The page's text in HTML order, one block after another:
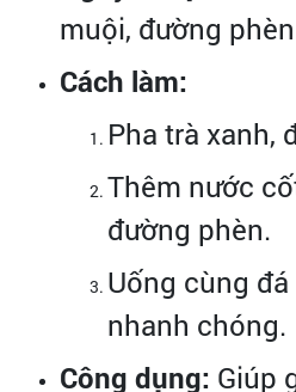
muội, đường
Cách làm:
Pha trà xanh,
Thêm nước
đường phèn.
Uống cùng
nhanh chóng.
Công dụng: Giúp